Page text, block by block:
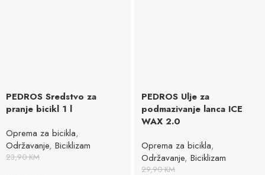
PEDROS Sredstvo za
pranje bicikl 1 l
Oprema za bicikla,
Održavanje, Biciklizam
23,90KM
PEDROS Ulje za
podmazivanje lanca ICE
WAX 2.0
Oprema za bicikla,
Održavanje, Biciklizam
29,90KM